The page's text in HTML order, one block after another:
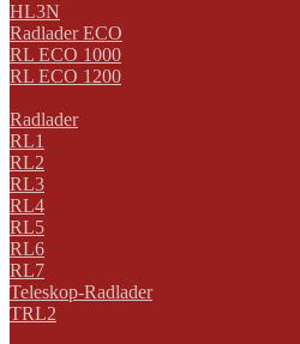
HL3N
Radlader ECO
RL ECO 1000
RL ECO 1200
Radlader
RL1
RL2
RL3
RL4
RL5
RL6
RL7
Teleskop-Radlader
TRL2